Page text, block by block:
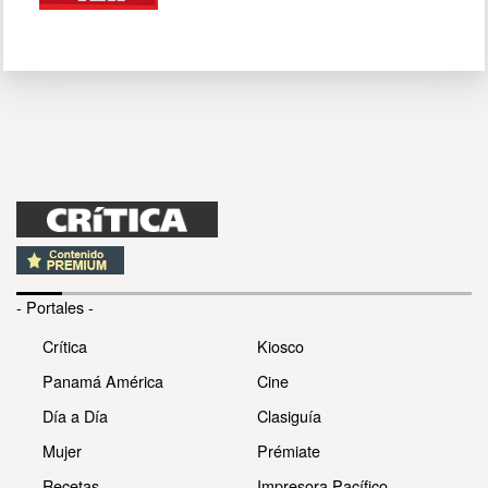
- Portales -
Crítica
Panamá América
Día a Día
Mujer
Kiosco
Cine
Clasiguía
Prémiate